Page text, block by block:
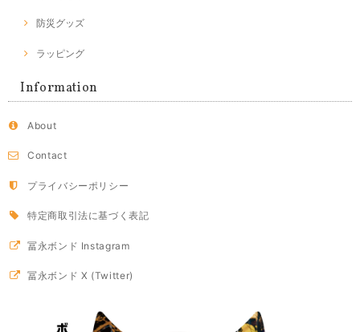
防災グッズ
ラッピング
Information
About
Contact
プライバシーポリシー
特定商取引法に基づく表記
冨永ボンド Instagram
冨永ボンド X (Twitter)